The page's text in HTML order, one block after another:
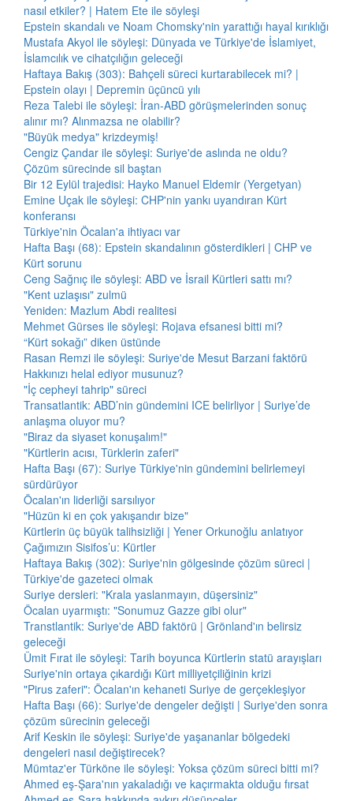
nasıl etkiler? | Hatem Ete ile söyleşi
Epstein skandalı ve Noam Chomsky'nin yarattığı hayal kırıklığı
Mustafa Akyol ile söyleşi: Dünyada ve Türkiye'de İslamiyet,
İslamcılık ve cihatçılığın geleceği
Haftaya Bakış (303): Bahçeli süreci kurtarabilecek mi? |
Epstein olayı | Depremin üçüncü yılı
Reza Talebi ile söyleşi: İran-ABD görüşmelerinden sonuç
alınır mı? Alınmazsa ne olabilir?
"Büyük medya" krizdeymiş!
Cengiz Çandar ile söyleşi: Suriye'de aslında ne oldu?
Çözüm sürecinde sil baştan
Bir 12 Eylül trajedisi: Hayko Manuel Eldemir (Yergetyan)
Emine Uçak ile söyleşi: CHP'nin yankı uyandıran Kürt
konferansı
Türkiye'nin Öcalan'a ihtiyacı var
Hafta Başı (68): Epstein skandalının gösterdikleri | CHP ve
Kürt sorunu
Ceng Sağnıç ile söyleşi: ABD ve İsrail Kürtleri sattı mı?
"Kent uzlaşısı" zulmü
Yeniden: Mazlum Abdi realitesi
Mehmet Gürses ile söyleşi: Rojava efsanesi bitti mi?
“Kürt sokağı” diken üstünde
Rasan Remzi ile söyleşi: Suriye'de Mesut Barzani faktörü
Hakkınızı helal ediyor musunuz?
"İç cepheyi tahrip" süreci
Transatlantik: ABD’nin gündemini ICE belirliyor | Suriye’de
anlaşma oluyor mu?
"Biraz da siyaset konuşalım!"
"Kürtlerin acısı, Türklerin zaferi"
Hafta Başı (67): Suriye Türkiye'nin gündemini belirlemeyi
sürdürüyor
Öcalan'ın liderliği sarsılıyor
"Hüzün ki en çok yakışandır bize"
Kürtlerin üç büyük talihsizliği | Yener Orkunoğlu anlatıyor
Çağımızın Sisifos’u: Kürtler
Haftaya Bakış (302): Suriye'nin gölgesinde çözüm süreci |
Türkiye'de gazeteci olmak
Suriye dersleri: "Krala yaslanmayın, düşersiniz"
Öcalan uyarmıştı: "Sonumuz Gazze gibi olur"
Transtlantik: Suriye'de ABD faktörü | Grönland'ın belirsiz
geleceği
Ümit Fırat ile söyleşi: Tarih boyunca Kürtlerin statü arayışları
Suriye'nin ortaya çıkardığı Kürt milliyetçiliğinin krizi
"Pirus zaferi": Öcalan'ın kehaneti Suriye de gerçekleşiyor
Hafta Başı (66): Suriye'de dengeler değişti | Suriye'den sonra
çözüm sürecinin geleceği
Arif Keskin ile söyleşi: Suriye'de yaşananlar bölgedeki
dengeleri nasıl değiştirecek?
Mümtaz'er Türköne ile söyleşi: Yoksa çözüm süreci bitti mi?
Ahmed eş-Şara'nın yakaladığı ve kaçırmakta olduğu fırsat